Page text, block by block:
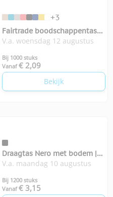
+3
Fairtrade boodschappentas
zijvouw Osole
V.a. woensdag 12 augustus
Bij 1000 stuks
Vanaf € 2,09
Bekijk
Draagtas Nero met bodem |
350-grams
V.a. maandag 10 augustus
Bij 1200 stuks
Vanaf € 3,15